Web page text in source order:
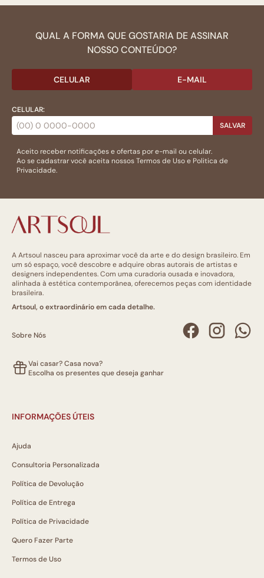
QUAL A FORMA QUE GOSTARIA DE ASSINAR
NOSSO CONTEÚDO?
CELULAR E-MAIL
CELULAR:
SALVAR
Aceito receber notificações e ofertas por e-mail ou celular.
Ao se cadastrar você aceita nossosTermos de Usoe Politica de
Privacidade.
A Artsoul nasceu para aproximar você da arte e do design brasileiro. Em
um só espaço, você descobre e adquire obras autorais de artistas e
designers independentes. Com uma curadoria ousada e inovadora,
alinhada à estética contemporânea, oferecemos peças com identidade
brasileira.
Artsoul, o extraordinário em cada detalhe.
Sobre Nós
Vai casar? Casa nova?
Escolha os presentes que deseja ganhar
INFORMAÇÕES ÚTEIS
Ajuda
Consultoria Personalizada
Política de Devolução
Política de Entrega
Política de Privacidade
Quero Fazer Parte
Termos de Uso